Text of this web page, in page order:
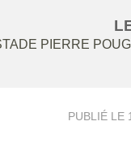
PIERRE
PUBLIÉ LE